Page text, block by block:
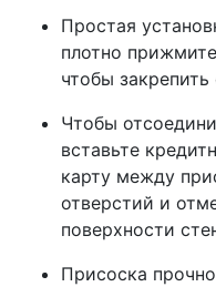
Простая
плотно
чтобы закрепить
Чтобы
вставьте
карту между
отверстий и
поверхности
Присоска